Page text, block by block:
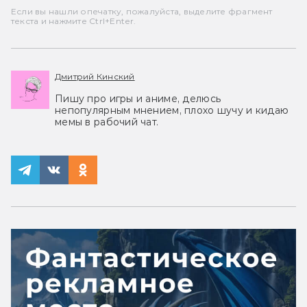
Если вы нашли опечатку, пожалуйста, выделите фрагмент
текста и нажмите Ctrl+Enter.
Дмитрий Кинский
Пишу про игры и аниме, делюсь
непопулярным мнением, плохо шучу и кидаю
мемы в рабочий чат.